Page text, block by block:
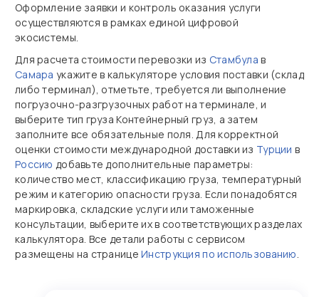
Оформление заявки и контроль оказания услуги
осуществляются в рамках единой цифровой
экосистемы.
Для расчета стоимости перевозки из Стамбула в
Самара укажите в калькуляторе условия поставки (склад
либо терминал), отметьте, требуется ли выполнение
погрузочно‑разгрузочных работ на терминале, и
выберите тип груза Контейнерный груз, а затем
заполните все обязательные поля. Для корректной
оценки стоимости международной доставки из Турции в
Россию добавьте дополнительные параметры:
количество мест, классификацию груза, температурный
режим и категорию опасности груза. Если понадобятся
маркировка, складские услуги или таможенные
консультации, выберите их в соответствующих разделах
калькулятора. Все детали работы с сервисом
размещены на страницеИнструкция по использованию.